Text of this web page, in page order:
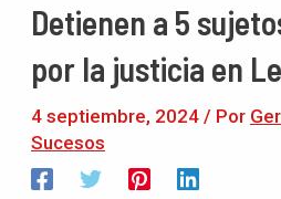
Detienen a 5
por la justicia en
4 septiembre, 2024 / Por
Sucesos